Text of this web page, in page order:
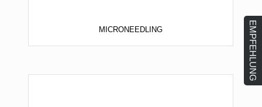
EMPFEHLUNG
MICRONEEDLING